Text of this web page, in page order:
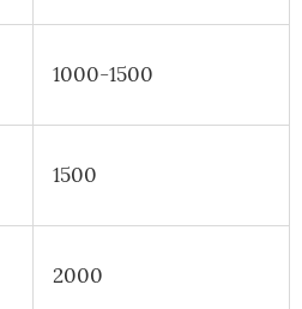
1000-1500
1500
2000